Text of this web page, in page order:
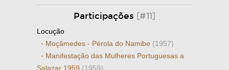
Participações [#11]
Locução
· Moçâmedes - Pérola do Namibe (1957)
· Manifestação das Mulheres Portuguesas a
Salazar 1959 (1959)